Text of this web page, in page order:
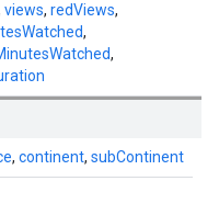
views, redViews,
,
,
, continent, subContinent